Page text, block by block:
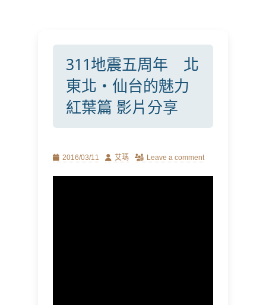
311地震五周年 北
東北・仙台的魅力
紅葉篇 影片分享
Posted2016/03/11 Author
艾瑪 Leave a comment